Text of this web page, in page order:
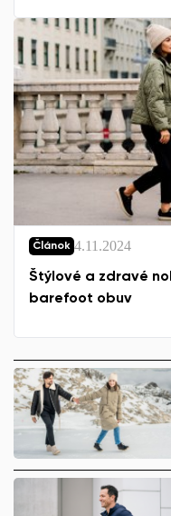
Článok 4.11.2024
Štýlové a zdravé
barefoot obuv